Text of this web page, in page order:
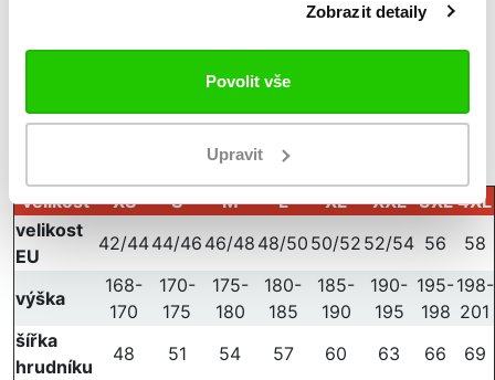
Zobrazit detaily
Povolit vše
Upravit
vyšívané logo Omini na přední straně
Tabulka velikostí
Měřeno v položeném stavu
velikost XS S M L XL XXL 3XL 4XL
velikost
EU
42/4444/46 46/48 48/50 50/52 52/54 56 58
výška
168-
170
170-
175
175-
180
180-
185
185-
190
190-
195
195-
198
198-
201
šířka
hrudníku
48 51 54 57 60 63 66
69